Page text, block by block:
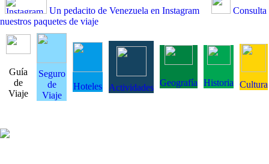
Un pedacito de Venezuela en Instagram
Consulta
nuestros paquetes de viaje
Guía
de
Viaje
Seguro
de
Viaje
Hoteles Actividades Geografía Historia Cultura